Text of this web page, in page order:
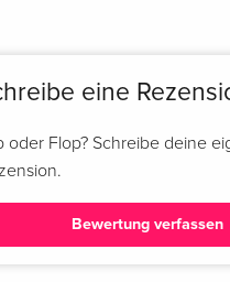
eine
oder Flop? Schreibe deine
Bewertung verfassen